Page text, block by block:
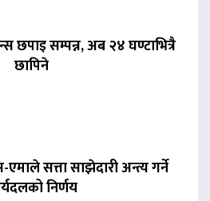
छपाइ सम्पन्न, अब २४ घण्टाभित्रै
छापिने
सत्ता साझेदारी अन्त्य गर्ने
निर्णय